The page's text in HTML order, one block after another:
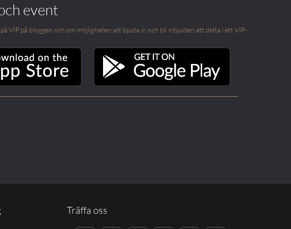
event
VIP på bloggen och om möjligheten att bjuda in och bli inbjuden att delta i ett VIP-
Träffa oss